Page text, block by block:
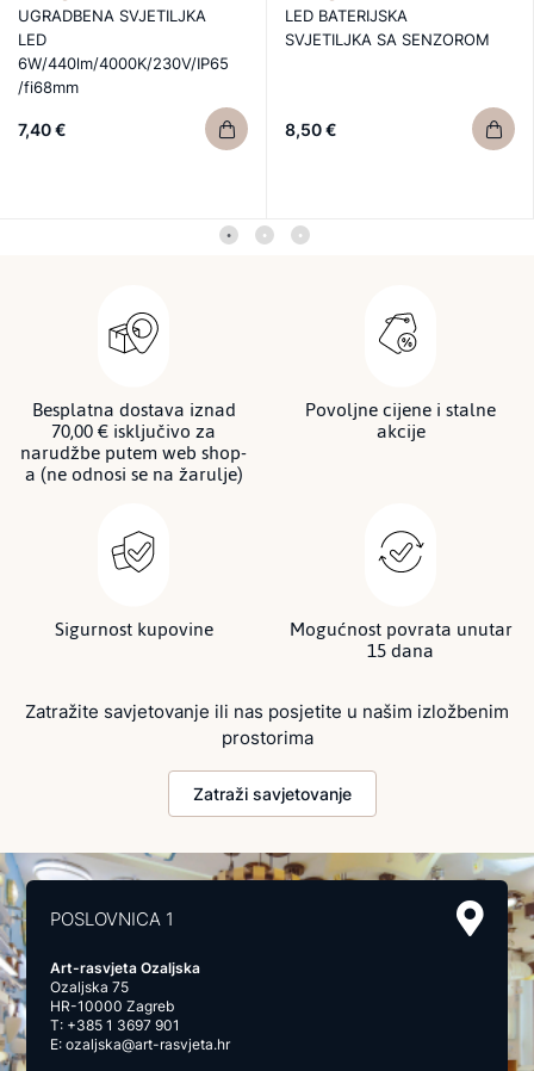
UGRADBENA SVJETILJKA
LED
6W/440lm/4000K/230V/IP65
/fi68mm
7,40 €
LED BATERIJSKA
SVJETILJKA SA SENZOROM
8,50 €
Besplatna dostava iznad
70,00 € isključivo za
narudžbe putem web shop-
a (ne odnosi se na žarulje)
Povoljne cijene i stalne
akcije
Sigurnost kupovine Mogućnost povrata unutar
15 dana
Zatražite savjetovanje ili nas posjetite u našim izložbenim
prostorima
Zatraži savjetovanje
POSLOVNICA 1
Art-rasvjeta Ozaljska
Ozaljska 75
HR-10000 Zagreb
T: +385 1 3697 901
E:ozaljska@art-rasvjeta.hr